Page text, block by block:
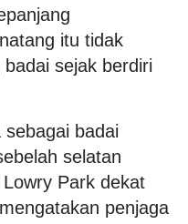
itu tidak
sejak berdiri
badai
selatan
Park dekat
penjaga